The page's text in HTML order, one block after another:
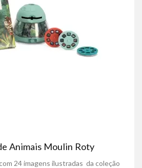
Animais Moulin Roty
24 imagens ilustradas da coleção